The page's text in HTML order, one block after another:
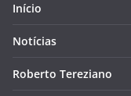
Início
Notícias
Roberto Tereziano